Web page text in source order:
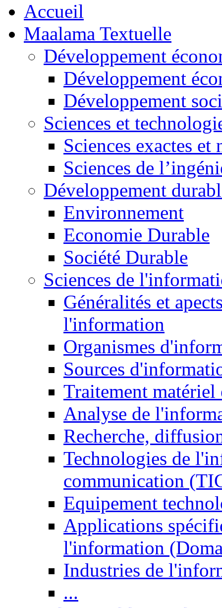
Accueil
Maalama Textuelle
Développement
Développement
Développement
Sciences et
Sciences exactes et
Sciences de
Développement
Environnement
Economie Durable
Société Durable
Sciences de
Généralités et
l'information
Organismes
Sources
Traitement matériel
Analyse de
Recherche,
Technologies de
communication
Equipement
Applications
l'information
Industries de
...